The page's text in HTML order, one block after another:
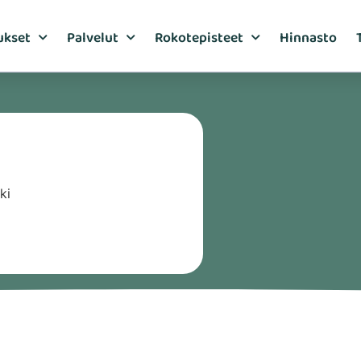
Palvelut Rokotepisteet Hinnasto